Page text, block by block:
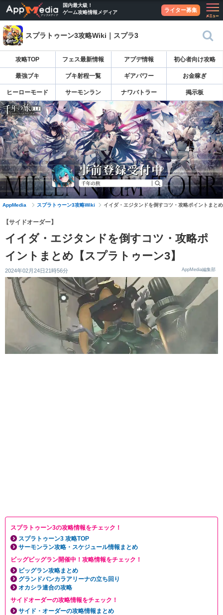
国内最大級！
ゲーム攻略情報メディア
ライター募集
スプラトゥーン3攻略Wiki｜スプラ3
攻略TOP フェス最新情報 アプデ情報 初心者向け攻略
最強ブキ ブキ射程一覧 ギアパワー お金稼ぎ
ヒーローモード サーモンラン ナワバトラー 掲示板
AppMedia スプラトゥーン3攻略Wiki イイダ・エジタンドを倒すコツ・攻略ポイントまと
【サイドオーダー】
イイダ・エジタンドを倒すコツ・攻略ポ
イントまとめ【スプラトゥーン3】
2024年02月24日21時56分 AppMedia編集部
スプラトゥーン3の攻略情報をチェック！
スプラトゥーン3 攻略TOP
サーモンラン攻略・スケジュール情報まとめ
ビッグビッグラン開催中！攻略情報をチェック！
ビッグラン攻略まとめ
グランドバンカラアリーナの立ち回り
オカシラ連合の攻略
サイドオーダーの攻略情報をチェック！
サイド・オーダーの攻略情報まとめ